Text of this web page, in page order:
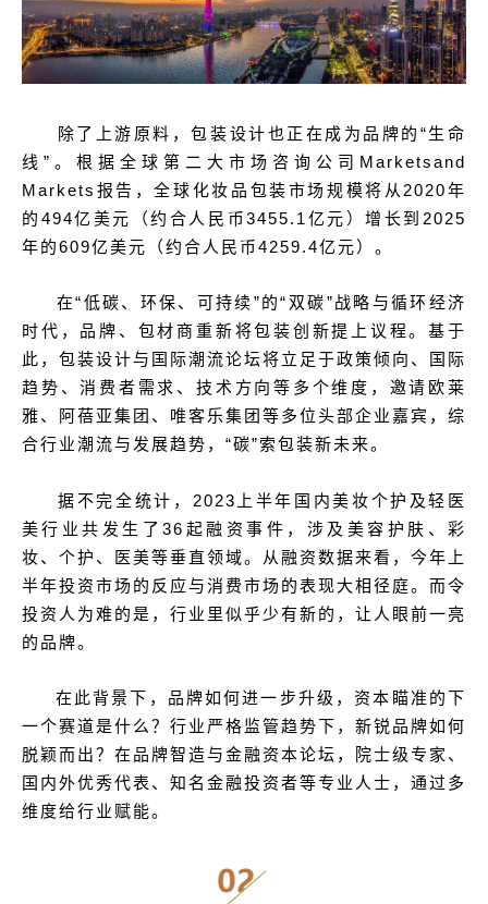
除了上游原料，包装设计也正在成为品牌的“生命
线”。根据全球第二大市场咨询公司Marketsand
Markets报告，全球化妆品包装市场规模将从2020年
的494亿美元（约合人民币3455.1亿元）增长到2025
年的609亿美元（约合人民币4259.4亿元）。
在“低碳、环保、可持续”的“双碳”战略与循环经济
时代，品牌、包材商重新将包装创新提上议程。基于
此，包装设计与国际潮流论坛将立足于政策倾向、国际
趋势、消费者需求、技术方向等多个维度，邀请欧莱
雅、阿蓓亚集团、唯客乐集团等多位头部企业嘉宾，综
合行业潮流与发展趋势，“碳”索包装新未来。
据不完全统计，2023上半年国内美妆个护及轻医
美行业共发生了36起融资事件，涉及美容护肤、彩
妆、个护、医美等垂直领域。从融资数据来看，今年上
半年投资市场的反应与消费市场的表现大相径庭。而令
投资人为难的是，行业里似乎少有新的，让人眼前一亮
的品牌。
在此背景下，品牌如何进一步升级，资本瞄准的下
一个赛道是什么？行业严格监管趋势下，新锐品牌如何
脱颖而出？在品牌智造与金融资本论坛，院士级专家、
国内外优秀代表、知名金融投资者等专业人士，通过多
维度给行业赋能。